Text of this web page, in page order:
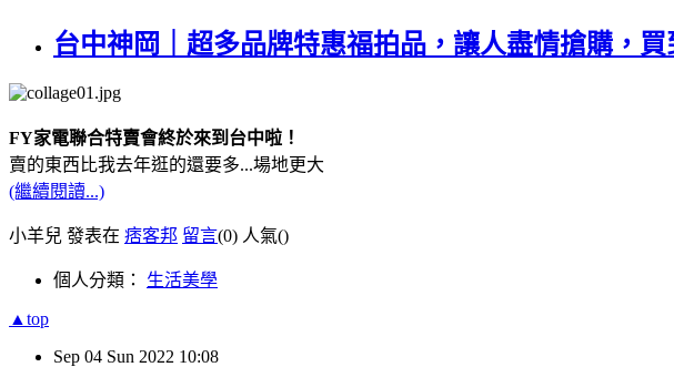
台中神岡｜超多品牌特惠福拍品，讓人盡情搶購，
FY家電聯合特賣會終於來到台中啦！
賣的東西比我去年逛的還要多...場地更大
(繼續閱讀...)
小羊兒 發表在 痞客邦 留言(0) 人氣()
個人分類： 生活美學
▲top
Sep 04 Sun 2022 10:08